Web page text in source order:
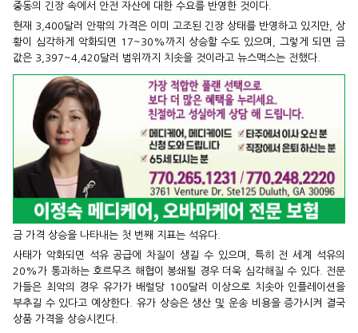
중동의 긴장 속에서 안전 자산에 대한 수요를 반영한 것이다.
현재 3,400달러 안팎의 가격은 이미 고조된 긴장 상태를 반영하고 있지만, 상
황이 심각하게 악화되면 17~30%까지 상승할 수도 있으며, 그렇게 되면 금
값은 3,397~4,420달러 범위까지 치솟을 것이라고 뉴스맥스는 전했다.
금 가격 상승을 나타내는 첫 번째 지표는 석유다.
사태가 악화되면 석유 공급에 차질이 생길 수 있으며, 특히 전 세계 석유의
20%가 통과하는 호르무즈 해협이 봉쇄될 경우 더욱 심각해질 수 있다. 전문
가들은 최악의 경우 유가가 배럴당 100달러 이상으로 치솟아 인플레이션을
부추길 수 있다고 예상한다. 유가 상승은 생산 및 운송 비용을 증가시켜 결국
상품 가격을 상승시킨다.